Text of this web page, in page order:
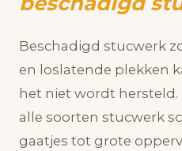
Beschadigd stucwerk
en loslatende plekken
het niet wordt hersteld.
alle soorten stucwerk
gaatjes tot grote